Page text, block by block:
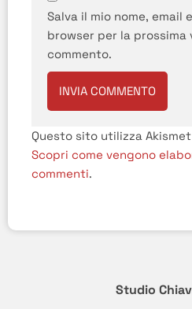
Salva il mio nome, email
browser per la prossima
commento.
Questo sito utilizza
Scopri come vengono
commenti.
Studio